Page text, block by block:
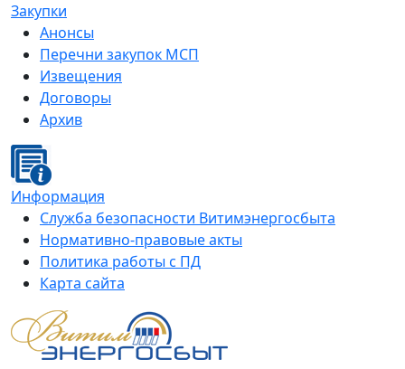
Закупки
Анонсы
Перечни закупок МСП
Извещения
Договоры
Архив
Информация
Служба безопасности Витимэнергосбыта
Нормативно-правовые акты
Политика работы с ПД
Карта сайта